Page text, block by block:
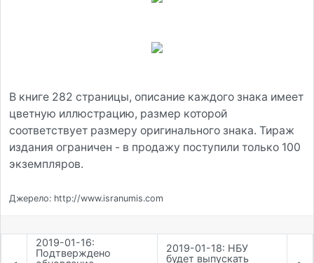
В книге 282 страницы, описание каждого знака имеет
цветную иллюстрацию, размер которой
соответствует размеру оригинального знака. Тираж
издания ограничен - в продажу поступили только 100
экземпляров.
Джерело: http://www.isranumis.com
2019-01-16:
Подтверждено
2019-01-18: НБУ
будет выпускать